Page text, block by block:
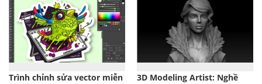
Trình chỉnh sửa vector miễn
3D Modeling Artist: Nghề